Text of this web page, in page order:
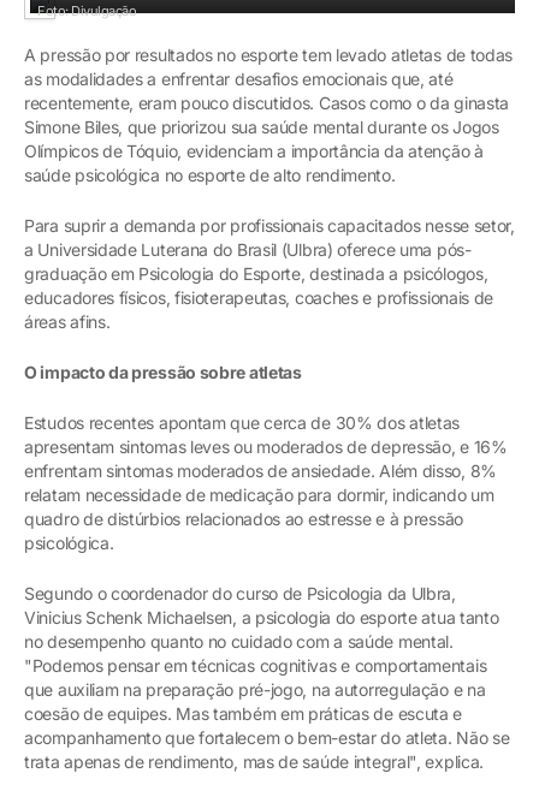
Foto: Divulgação
A pressão por resultados no esporte tem levado atletas de todas
as modalidades a enfrentar desafios emocionais que, até
recentemente, eram pouco discutidos. Casos como o da ginasta
Simone Biles, que priorizou sua saúde mental durante os Jogos
Olímpicos de Tóquio, evidenciam a importância da atenção à
saúde psicológica no esporte de alto rendimento.
Para suprir a demanda por profissionais capacitados nesse setor,
a Universidade Luterana do Brasil (Ulbra) oferece uma pós-
graduação em Psicologia do Esporte, destinada a psicólogos,
educadores físicos, fisioterapeutas, coaches e profissionais de
áreas afins.
O impacto da pressão sobre atletas
Estudos recentes apontam que cerca de 30% dos atletas
apresentam sintomas leves ou moderados de depressão, e 16%
enfrentam sintomas moderados de ansiedade. Além disso, 8%
relatam necessidade de medicação para dormir, indicando um
quadro de distúrbios relacionados ao estresse e à pressão
psicológica.
Segundo o coordenador do curso de Psicologia da Ulbra,
Vinicius Schenk Michaelsen, a psicologia do esporte atua tanto
no desempenho quanto no cuidado com a saúde mental.
"Podemos pensar em técnicas cognitivas e comportamentais
que auxiliam na preparação pré-jogo, na autorregulação e na
coesão de equipes. Mas também em práticas de escuta e
acompanhamento que fortalecem o bem-estar do atleta. Não se
trata apenas de rendimento, mas de saúde integral", explica.